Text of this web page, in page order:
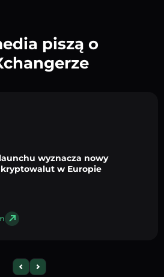
piszą o
wyznacza nowy
w Europie